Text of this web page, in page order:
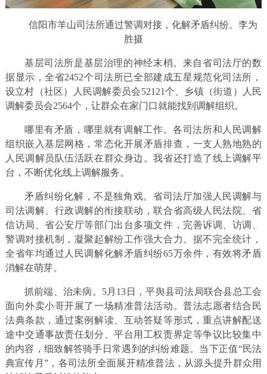
信阳市羊山司法所通过警调对接，化解矛盾纠纷。李为
胜摄
基层司法所是基层治理的神经末梢。来自省司法厅的数
据显示，全省2452个司法所已全部建成五星规范化司法所，
设立村（社区）人民调解委员会52121个、乡镇（街道）人民
调解委员会2564个，让群众在家门口就能找到调解组织。
哪里有矛盾，哪里就有调解工作。各司法所和人民调解
组织嵌入基层网格，常态化开展矛盾排查，一支人熟地熟的
人民调解员队伍活跃在群众身边。我省还打造了线上调解平
台，不断优化线上调解服务。
矛盾纠纷化解，不是独角戏。省司法厅加强人民调解与
司法调解、行政调解的衔接联动，联合省高级人民法院、省
信访局、省公安厅等部门出台多项文件，完善诉调、访调、
警调对接机制，凝聚起解纷工作强大合力。据不完全统计，
全省年均通过人民调解化解矛盾纠纷65万余件，有效将矛盾
消解在萌芽。
抓前端、治未病。5月13日，平舆县司法局联合县总工会
面向外卖小哥开展了一场精准普法活动。普法志愿者结合民
法典条款，通过案例解读、互动答疑等形式，重点讲解配送
途中交通事故责任划分、平台用工权责界定等争议比较集中
的内容，细致解答骑手日常遇到的纠纷难题。当下正值“民法
典宣传月”，各司法所全面展开精准普法，从源头提升群众用